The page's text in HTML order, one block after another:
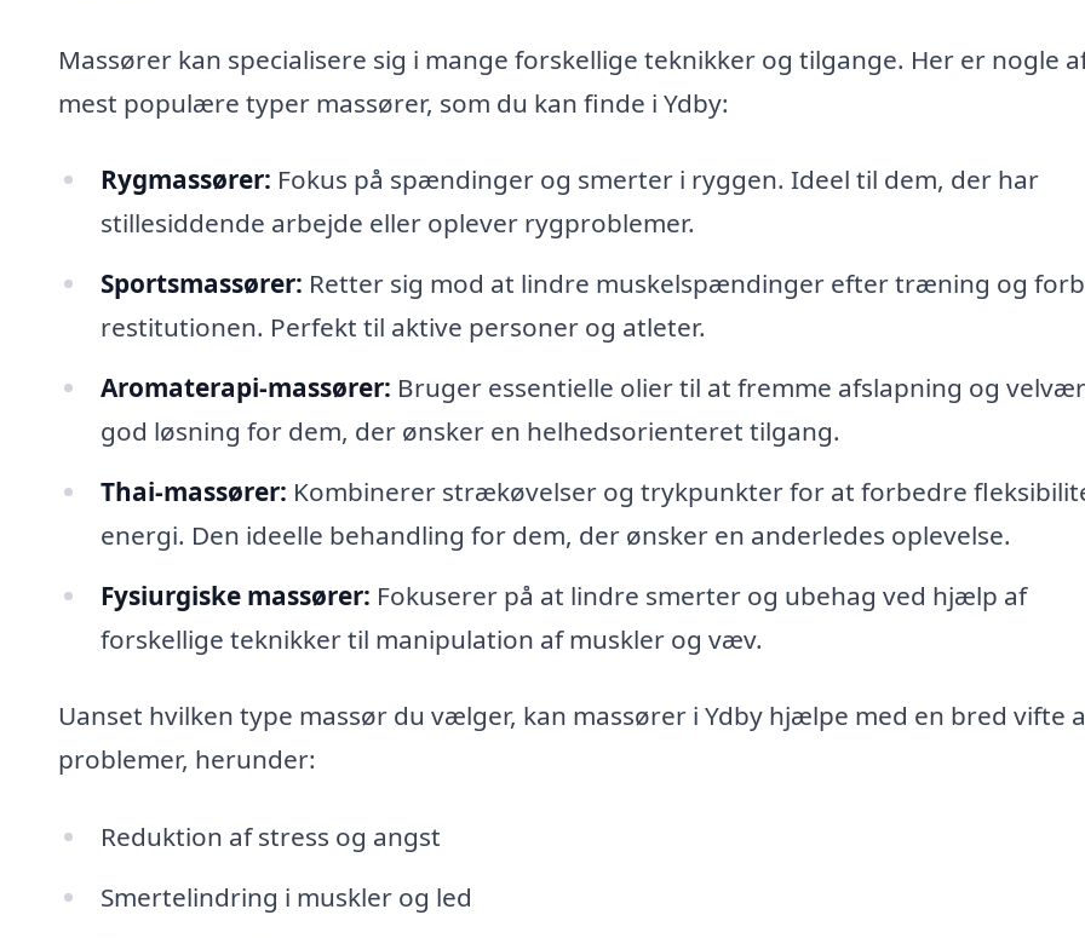
Massører kan specialisere sig i mange forskellige teknikker og tilgange. Her er nogle
mest populære typer massører, som du kan finde i Ydby:
Rygmassører: Fokus på spændinger og smerter i ryggen. Ideel til dem, der har
stillesiddende arbejde eller oplever rygproblemer.
Sportsmassører: Retter sig mod at lindre muskelspændinger efter træning og
restitutionen. Perfekt til aktive personer og atleter.
Aromaterapi-massører: Bruger essentielle olier til at fremme afslapning og
god løsning for dem, der ønsker en helhedsorienteret tilgang.
Thai-massører: Kombinerer strækøvelser og trykpunkter for at forbedre
energi. Den ideelle behandling for dem, der ønsker en anderledes oplevelse.
Fysiurgiske massører: Fokuserer på at lindre smerter og ubehag ved hjælp af
forskellige teknikker til manipulation af muskler og væv.
Uanset hvilken type massør du vælger, kan massører i Ydby hjælpe med en bred vifte
problemer, herunder:
Reduktion af stress og angst
Smertelindring i muskler og led